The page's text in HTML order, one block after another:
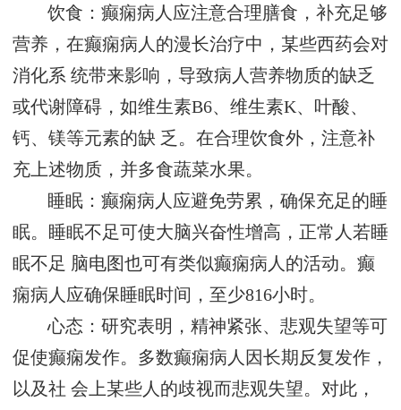
饮食：癫痫病人应注意合理膳食，补充足够
营养，在癫痫病人的漫长治疗中，某些西药会对
消化系 统带来影响，导致病人营养物质的缺乏
或代谢障碍，如维生素B6、维生素K、叶酸、
钙、镁等元素的缺 乏。在合理饮食外，注意补
充上述物质，并多食蔬菜水果。
睡眠：癫痫病人应避免劳累，确保充足的睡
眠。睡眠不足可使大脑兴奋性增高，正常人若睡
眠不足 脑电图也可有类似癫痫病人的活动。癫
痫病人应确保睡眠时间，至少816小时。
心态：研究表明，精神紧张、悲观失望等可
促使癫痫发作。多数癫痫病人因长期反复发作，
以及社 会上某些人的歧视而悲观失望。对此，